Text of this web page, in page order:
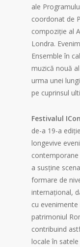
ale
coordonat de
compoziție al
Londra.
Ensemble în
muzică nouă
urma unei
pe cuprinsul
Festivalul
de-a 19-a
longevive
contemporane
a susține
formare de
internațional,
cu
patrimoniul
contribuind
locale în